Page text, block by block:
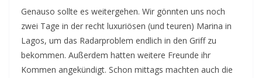
Genauso sollte es weitergehen. Wir gönnten uns noch
zwei Tage in der recht luxuriösen (und teuren) Marina in
Lagos, um das Radarproblem endlich in den Griff zu
bekommen. Außerdem hatten weitere Freunde ihr
Kommen angekündigt. Schon mittags machten auch die